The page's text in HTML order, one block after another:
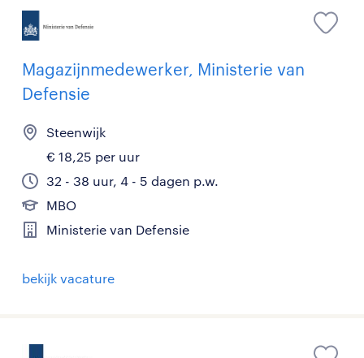
Magazijnmedewerker, Ministerie van
Defensie
Steenwijk
€ 18,25 per uur
32 - 38 uur, 4 - 5 dagen p.w.
MBO
Ministerie van Defensie
bekijk vacature